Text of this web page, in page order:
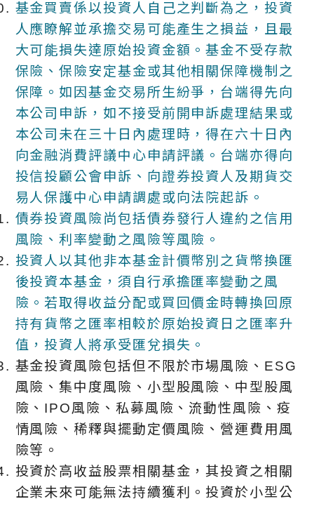
基金買賣係以投資人自己之判斷為之，投資
人應瞭解並承擔交易可能產生之損益，且最
大可能損失達原始投資金額。基金不受存款
保險、保險安定基金或其他相關保障機制之
保障。如因基金交易所生紛爭，台端得先向
本公司申訴，如不接受前開申訴處理結果或
本公司未在三十日內處理時，得在六十日內
向金融消費評議中心申請評議。台端亦得向
投信投顧公會申訴、向證券投資人及期貨交
易人保護中心申請調處或向法院起訴。
債券投資風險尚包括債券發行人違約之信用
風險、利率變動之風險等風險。
投資人以其他非本基金計價幣別之貨幣換匯
後投資本基金，須自行承擔匯率變動之風
險。若取得收益分配或買回價金時轉換回原
持有貨幣之匯率相較於原始投資日之匯率升
值，投資人將承受匯兌損失。
基金投資風險包括但不限於市場風險、ESG
風險、集中度風險、小型股風險、中型股風
險、IPO風險、私募風險、流動性風險、疫
情風險、稀釋與擺動定價風險、營運費用風
險等。
投資於高收益股票相關基金，其投資之相關
企業未來可能無法持續獲利。投資於小型公